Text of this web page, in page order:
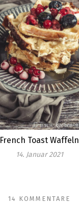
French Toast Waffeln
14. Januar 2021
14 KOMMENTARE